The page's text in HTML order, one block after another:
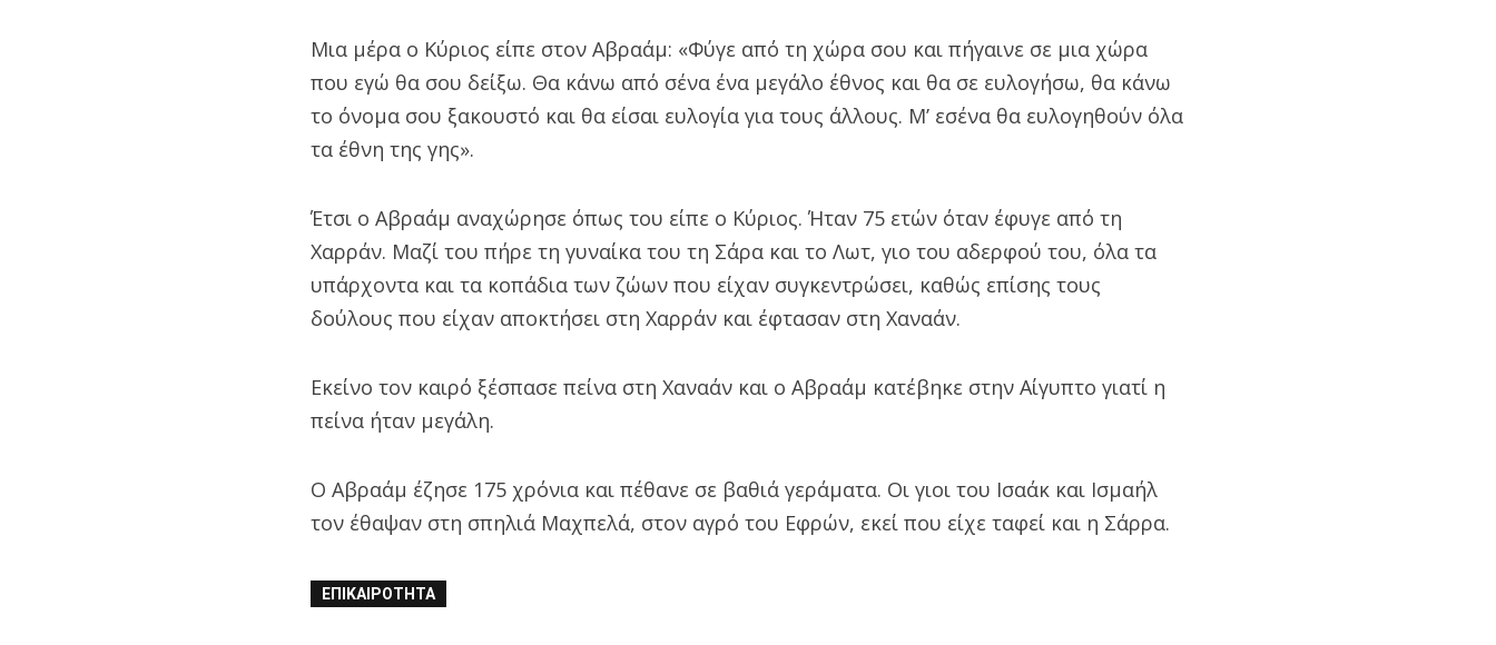
Μια μέρα ο Κύριος είπε στον Αβραάμ: «Φύγε από τη χώρα σου και πήγαινε σε μια χώρα
που εγώ θα σου δείξω. Θα κάνω από σένα ένα μεγάλο έθνος και θα σε ευλογήσω, θα κάνω
το όνομα σου ξακουστό και θα είσαι ευλογία για τους άλλους. Μ’ εσένα θα ευλογηθούν όλα
τα έθνη της γης».
Έτσι ο Αβραάμ αναχώρησε όπως του είπε ο Κύριος. Ήταν 75 ετών όταν έφυγε από τη
Χαρράν. Μαζί του πήρε τη γυναίκα του τη Σάρα και το Λωτ, γιο του αδερφού του, όλα τα
υπάρχοντα και τα κοπάδια των ζώων που είχαν συγκεντρώσει, καθώς επίσης τους
δούλους που είχαν αποκτήσει στη Χαρράν και έφτασαν στη Χαναάν.
Εκείνο τον καιρό ξέσπασε πείνα στη Χαναάν και ο Αβραάμ κατέβηκε στην Αίγυπτο γιατί η
πείνα ήταν μεγάλη.
Ο Αβραάμ έζησε 175 χρόνια και πέθανε σε βαθιά γεράματα. Οι γιοι του Ισαάκ και Ισμαήλ
τον έθαψαν στη σπηλιά Μαχπελά, στον αγρό του Εφρών, εκεί που είχε ταφεί και η Σάρρα.
ΕΠΙΚΑΙΡΌΤΗΤΑ